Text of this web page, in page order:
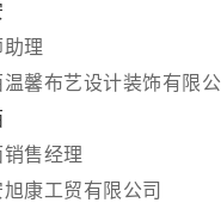
理
温馨布艺设计装饰有限公
销售经理
旭康工贸有限公司